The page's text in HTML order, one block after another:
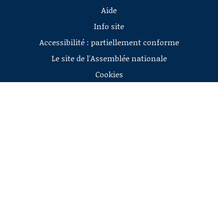
Aide
Info site
Accessibilité : partiellement conforme
Le site de l'Assemblée nationale
Cookies